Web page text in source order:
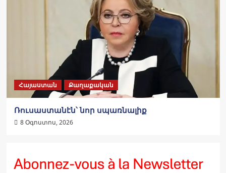
Հայաստան Քաղաքական
Ռուսաստանէն՝ նոր սպառնալիք
8 Օգոստոս, 2026